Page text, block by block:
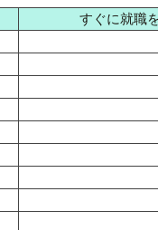
すぐに就職